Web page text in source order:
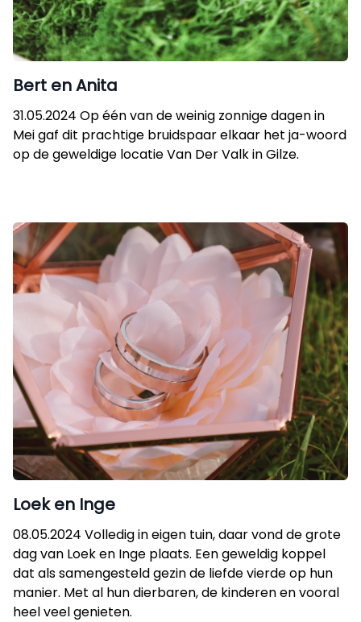
Bert en Anita
31.05.2024 Op één van de weinig zonnige dagen in
Mei gaf dit prachtige bruidspaar elkaar het ja-woord
op de geweldige locatie Van Der Valk in Gilze.
Loek en Inge
08.05.2024 Volledig in eigen tuin, daar vond de grote
dag van Loek en Inge plaats. Een geweldig koppel
dat als samengesteld gezin de liefde vierde op hun
manier. Met al hun dierbaren, de kinderen en vooral
heel veel genieten.